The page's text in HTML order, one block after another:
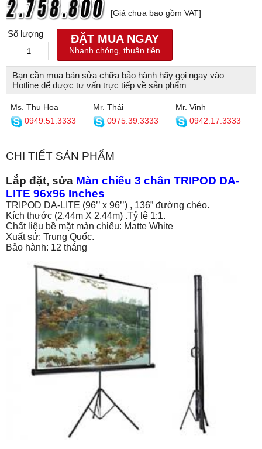
[Giá chưa bao gồm VAT]
Số lượng ĐẶT MUA NGAY
Nhanh chóng, thuận tiện
Bạn cần mua bán sửa chữa bảo hành hãy gọi ngay vào
Hotline để được tư vấn trực tiếp về sản phẩm
Ms. Thu Hoa
0949.51.3333
Mr. Thái
0975.39.3333
Mr. Vinh
0942.17.3333
CHI TIẾT SẢN PHẨM
Lắp đặt, sửa Màn chiếu 3 chân TRIPOD DA-
LITE 96x96 Inches
TRIPOD DA-LITE (96’’ x 96’’) , 136” đường chéo.
Kích thước (2.44m X 2.44m) .Tỷ lệ 1:1.
Chất liệu bề mặt màn chiếu: Matte White
Xuất sứ: Trung Quốc.
Bảo hành: 12 tháng